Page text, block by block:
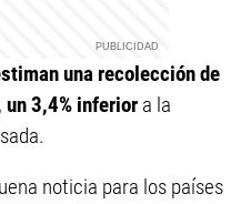
una recolección de
3,4% inferior a la
noticia para los países